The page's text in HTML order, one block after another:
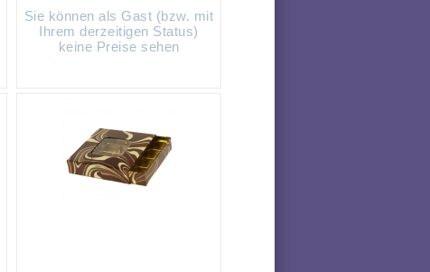
Sie können als Gast (bzw. mit
Ihrem derzeitigen Status)
keine Preise sehen